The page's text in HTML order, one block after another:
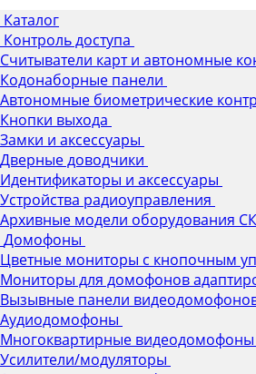
Каталог
Контроль доступа
Считыватели карт и автономные
Кодонаборные панели
Автономные биометрические
Кнопки выхода
Замки и аксессуары
Дверные доводчики
Идентификаторы и аксессуары
Устройства радиоуправления
Архивные модели оборудования
Домофоны
Цветные мониторы с кнопочным
Мониторы для домофонов
Вызывные панели
Аудиодомофоны
Многоквартирные видеодомофоны
Усилители/модуляторы